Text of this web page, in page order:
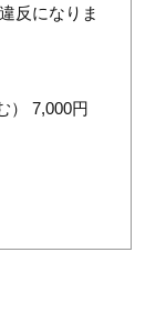
反になりま
） 7,000円